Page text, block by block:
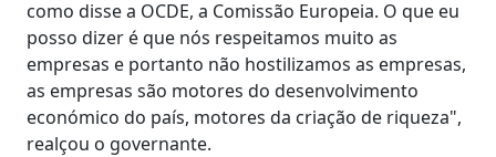
como disse a OCDE, a Comissão Europeia. O que eu
posso dizer é que nós respeitamos muito as
empresas e portanto não hostilizamos as empresas,
as empresas são motores do desenvolvimento
económico do país, motores da criação de riqueza",
realçou o governante.